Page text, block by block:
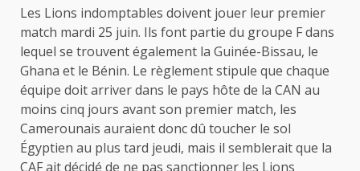
Les Lions indomptables doivent jouer leur premier
match mardi 25 juin. Ils font partie du groupe F dans
lequel se trouvent également la Guinée-Bissau, le
Ghana et le Bénin. Le règlement stipule que chaque
équipe doit arriver dans le pays hôte de la CAN au
moins cinq jours avant son premier match, les
Camerounais auraient donc dû toucher le sol
Égyptien au plus tard jeudi, mais il semblerait que la
CAF ait décidé de ne pas sanctionner les Lions